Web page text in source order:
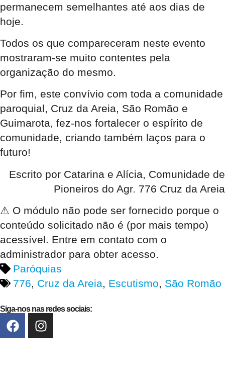
permanecem semelhantes até aos dias de
hoje.
Todos os que compareceram neste evento
mostraram-se muito contentes pela
organização do mesmo.
Por fim, este convívio com toda a comunidade
paroquial, Cruz da Areia, São Romão e
Guimarota, fez-nos fortalecer o espírito de
comunidade, criando também laços para o
futuro!
Escrito por Catarina e Alícia, Comunidade de
Pioneiros do Agr. 776 Cruz da Areia
⚠ O módulo não pode ser fornecido porque o
conteúdo solicitado não é (por mais tempo)
acessível. Entre em contato com o
administrador para obter acesso.
Paróquias
776, Cruz da Areia, Escutismo, São Romão
Siga-nos nas redes sociais: